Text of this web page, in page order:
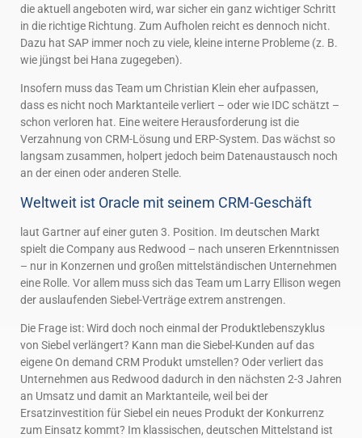
die aktuell angeboten wird, war sicher ein ganz wichtiger Schritt
in die richtige Richtung. Zum Aufholen reicht es dennoch nicht.
Dazu hat SAP immer noch zu viele, kleine interne Probleme (z. B.
wie jüngst bei Hana zugegeben).
Insofern muss das Team um Christian Klein eher aufpassen,
dass es nicht noch Marktanteile verliert – oder wie IDC schätzt –
schon verloren hat. Eine weitere Herausforderung ist die
Verzahnung von CRM-Lösung und ERP-System. Das wächst so
langsam zusammen, holpert jedoch beim Datenaustausch noch
an der einen oder anderen Stelle.
Weltweit ist Oracle mit seinem CRM-Geschäft
laut Gartner auf einer guten 3. Position. Im deutschen Markt
spielt die Company aus Redwood – nach unseren Erkenntnissen
– nur in Konzernen und großen mittelständischen Unternehmen
eine Rolle. Vor allem muss sich das Team um Larry Ellison wegen
der auslaufenden Siebel-Verträge extrem anstrengen.
Die Frage ist: Wird doch noch einmal der Produktlebenszyklus
von Siebel verlängert? Kann man die Siebel-Kunden auf das
eigene On demand CRM Produkt umstellen? Oder verliert das
Unternehmen aus Redwood dadurch in den nächsten 2-3 Jahren
an Umsatz und damit an Marktanteile, weil bei der
Ersatzinvestition für Siebel ein neues Produkt der Konkurrenz
zum Einsatz kommt? Im klassischen, deutschen Mittelstand ist